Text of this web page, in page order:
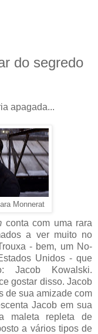
do segredo
apagada...
Monnerat
conta com uma rara
a ver muito no
- bem, um No-
Unidos - que
Kowalski.
gostar disso. Jacob
de sua amizade com
Jacob em sua
maleta repleta de
a vários tipos de